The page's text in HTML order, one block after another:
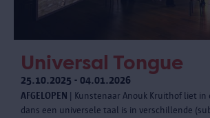
Universal Tongue
25.10.2025 - 04.01.2026
AFGELOPEN | Kunstenaar Anouk Kruithof liet in
dans een universele taal is in verschillende